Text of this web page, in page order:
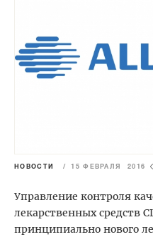
НОВОСТИ / 15 ФЕВРАЛЯ 2016
Управление контроля
лекарственных средств
принципиально нового